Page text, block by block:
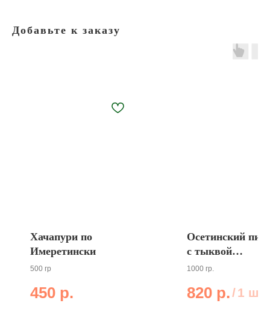
Добавьте к заказу
Хачапури по
Имеретински
500 гр
450 р.
Осетинский
с тыквой
"Насджын"
1000 гр.
820 р./1 шт